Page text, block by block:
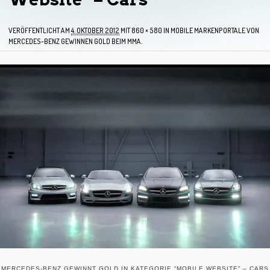
VERÖFFENTLICHT AM4. OKTOBER 2012 MIT860 × 580 IN MOBILE MARKENPORTALE VON
MERCEDES-BENZ GEWINNEN GOLD BEIM MMA.
MERCEDES-BENZ GEWINNT GOLD IN KATEGORIE “MOBILE WEBSITE” – CARS